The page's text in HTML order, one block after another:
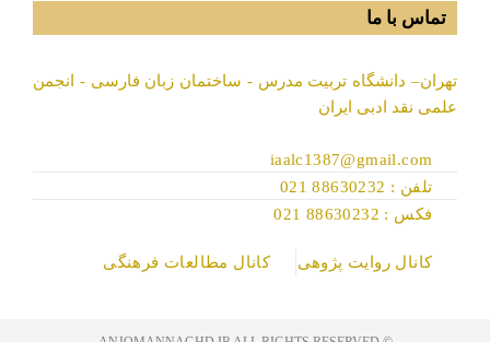
تماس با ما
تهران– دانشگاه تربیت مدرس - ساختمان زبان فارسی - انجمن
علمی نقد ادبی ایران
iaalc1387@gmail.com
تلفن : 88630232 021
فکس : 88630232 021
کانال روایت پژوهی کانال مطالعات فرهنگی